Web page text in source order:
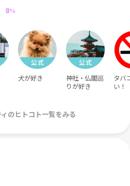
8%
犬が好き
神社・仏閣巡
りが好き
タバ
い！
のヒトコト一覧をみる